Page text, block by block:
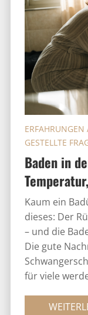
Baden in
GESTELLTE
Kaum ein
dieses: Der
– und die
Die gute
für viele